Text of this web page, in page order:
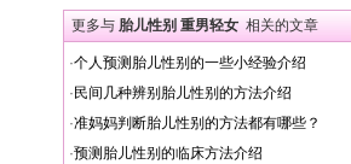
更多与 胎儿性别 重男轻女 相关的文章
·个人预测胎儿性别的一些小经验介绍
· 民间几种辨别胎儿性别的方法介绍
·准妈妈判断胎儿性别的方法都有哪些？
·预测胎儿性别的临床方法介绍